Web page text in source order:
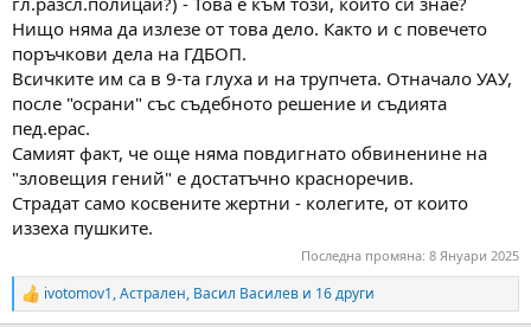
Нищо няма да излезе от това дело. Както и с повечето
поръчкови дела на ГДБОП.
Всичките им са в 9-та глуха и на трупчета. Отначало УАУ,
после "осрани" със съдебното решение и съдията
пед.ерас.
Самият факт, че още няма повдигнато обвиненине на
"зловещия гений" е достатъчно красноречив.
Страдат само косвените жертни - колегите, от които
иззеха пушките.
Последна промяна: 8 Януари 2025
R
e
ivotomov1,Астрален, Васил Василев и 16 други